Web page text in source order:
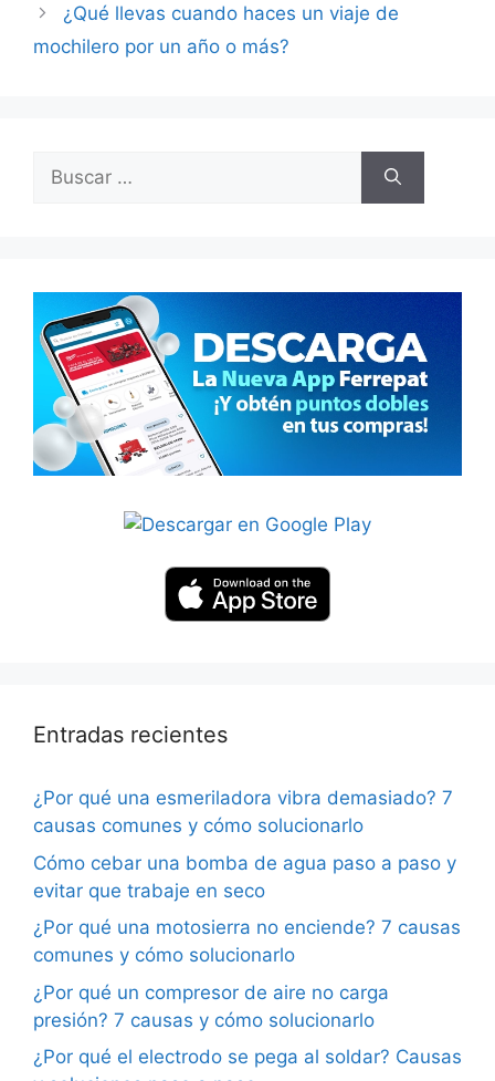
¿Qué llevas cuando haces un viaje de
mochilero por un año o más?
Entradas recientes
¿Por qué una esmeriladora vibra demasiado? 7
causas comunes y cómo solucionarlo
Cómo cebar una bomba de agua paso a paso y
evitar que trabaje en seco
¿Por qué una motosierra no enciende? 7 causas
comunes y cómo solucionarlo
¿Por qué un compresor de aire no carga
presión? 7 causas y cómo solucionarlo
¿Por qué el electrodo se pega al soldar? Causas